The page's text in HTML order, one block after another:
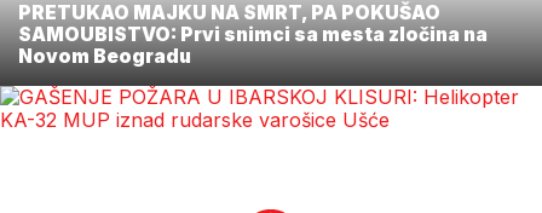
PRETUKAO MAJKU NA SMRT, PA POKUŠAO
SAMOUBISTVO: Prvi snimci sa mesta zločina na
Novom Beogradu